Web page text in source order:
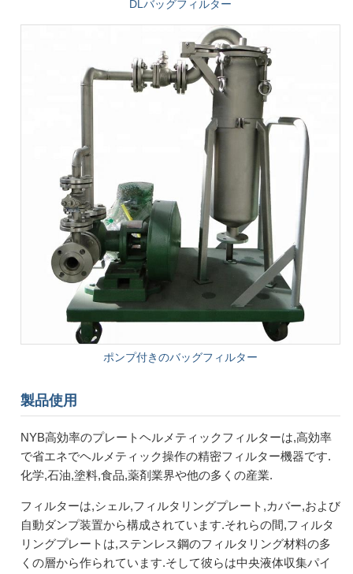
DLバッグフィルター
ポンプ付きのバッグフィルター
製品使用
NYB高効率のプレートヘルメティックフィルターは,高効率
で省エネでヘルメティック操作の精密フィルター機器です.
化学,石油,塗料,食品,薬剤業界や他の多くの産業.
フィルターは,シェル,フィルタリングプレート,カバー,および
自動ダンプ装置から構成されています.それらの間,フィルタ
リングプレートは,ステンレス鋼のフィルタリング材料の多
くの層から作られています.そして彼らは中央液体収集パイ